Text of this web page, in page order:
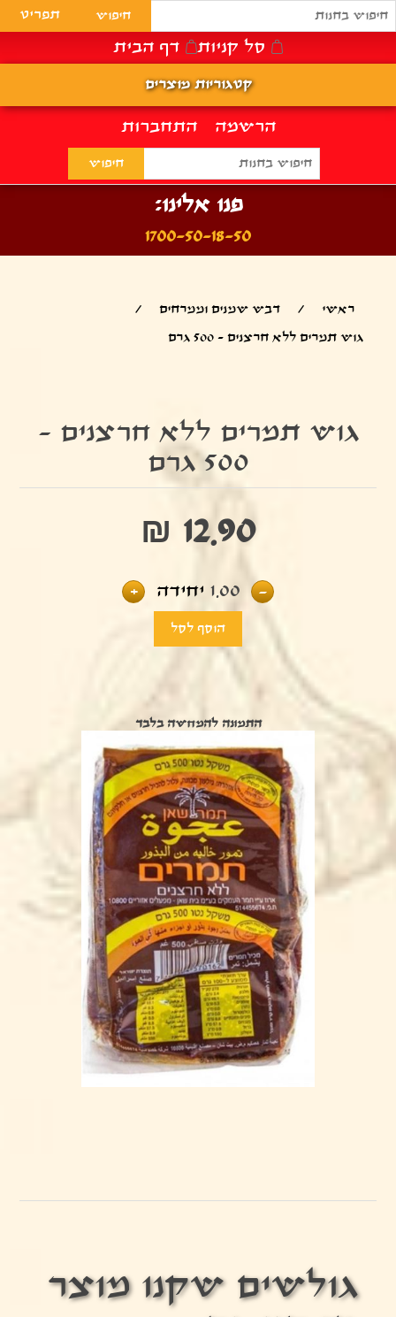
הרשמה התחברות
סל קניות דף הבית
פנו אלינו:
1700-50-18-50
ראשי / דבש שמנים וממרחים
/
גוש תמרים ללא חרצנים - 500 גרם
גוש תמרים ללא חרצנים -
500 גרם
₪ 12.90
-
1.00 יחידה +
התמונה להמחשה בלבד
גולשים שקנו מוצר
תפריט
קטגוריות מוצרים